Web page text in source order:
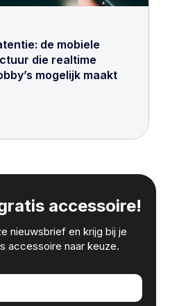
de mobiele
die realtime
mogelijk maakt
accessoire!
nieuwsbrief en krijg bij je
accessoire naar keuze.